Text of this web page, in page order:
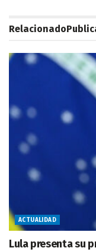
Relacionado
ACTUALIDAD
Lula presenta su